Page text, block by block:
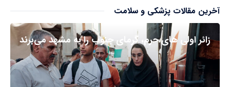
آخرین مقالات پزشکی و سلامت
زائر اولی های حرم، گرمای جنوب را به مشهد می‌برند